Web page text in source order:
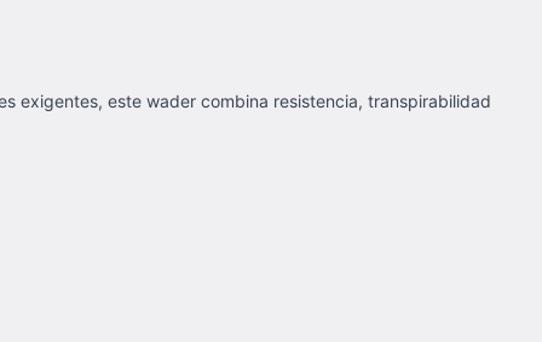
exigentes, este wader combina resistencia, transpirabilidad